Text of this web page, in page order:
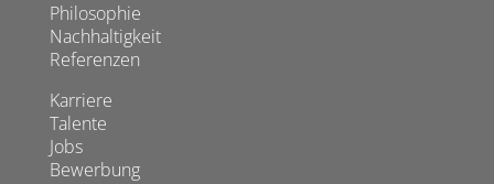
Philosophie
Nachhaltigkeit
Referenzen
Karriere
Talente
Jobs
Bewerbung